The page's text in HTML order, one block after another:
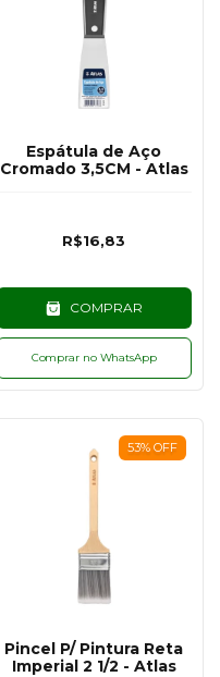
Espátula de Aço
Cromado 3,5CM - Atlas
R$16,83
COMPRAR
Comprar no WhatsApp
53% OFF
Pincel P/ Pintura Reta
Imperial 2 1/2 - Atlas